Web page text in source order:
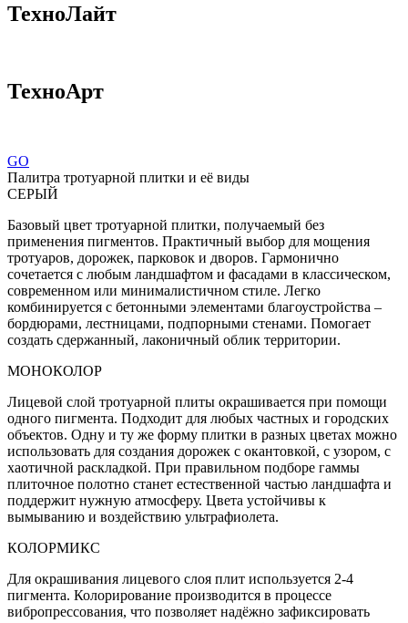
ТехноЛайт
ТехноАрт
GO
Палитра тротуарной плитки и её виды
СЕРЫЙ
Базовый цвет тротуарной плитки, получаемый без
применения пигментов. Практичный выбор для мощения
тротуаров, дорожек, парковок и дворов. Гармонично
сочетается с любым ландшафтом и фасадами в классическом,
современном или минималистичном стиле. Легко
комбинируется с бетонными элементами благоустройства –
бордюрами, лестницами, подпорными стенами. Помогает
создать сдержанный, лаконичный облик территории.
МОНОКОЛОР
Лицевой слой тротуарной плиты окрашивается при помощи
одного пигмента. Подходит для любых частных и городских
объектов. Одну и ту же форму плитки в разных цветах можно
использовать для создания дорожек с окантовкой, с узором, с
хаотичной раскладкой. При правильном подборе гаммы
плиточное полотно станет естественной частью ландшафта и
поддержит нужную атмосферу. Цвета устойчивы к
вымыванию и воздействию ультрафиолета.
КОЛОРМИКС
Для окрашивания лицевого слоя плит используется 2-4
пигмента. Колорирование производится в процессе
вибропрессования, что позволяет надёжно зафиксировать